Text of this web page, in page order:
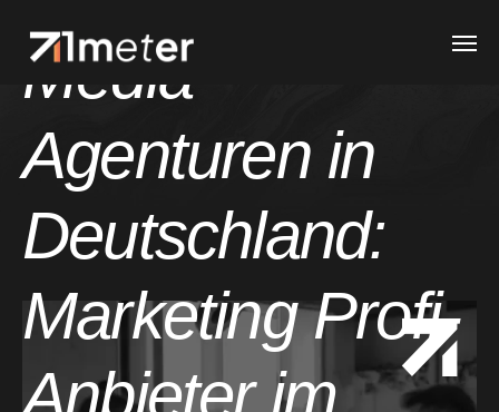
Media
Agenturen in
Deutschland:
Marketing Profi-
Anbieter im